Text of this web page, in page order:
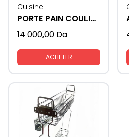
Cuisine
PORTE PAIN COULISSANTE
14 000,00 Da
ACHETER